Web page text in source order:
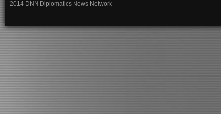
2014 DNN Diplomatics News Network